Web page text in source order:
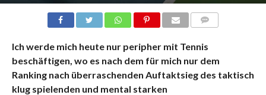
Ich werde mich heute nur peripher mit Tennis
beschäftigen, wo es nach dem für mich nur dem
Ranking nach überraschenden Auftaktsieg des taktisch
klug spielenden und mental starken